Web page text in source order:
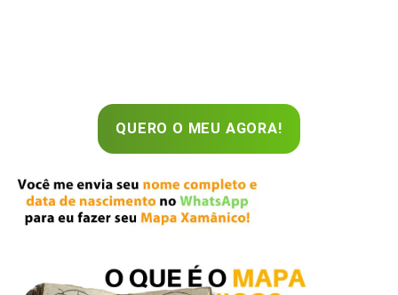
QUERO O MEU AGORA!